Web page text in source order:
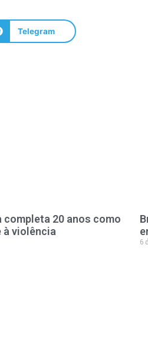
Telegram
completa 20 anos como
à violência
6